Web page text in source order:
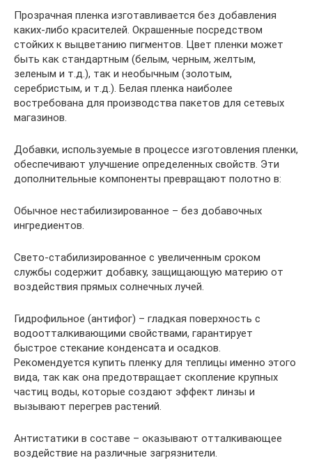
Прозрачная пленка изготавливается без добавления
каких-либо красителей. Окрашенные посредством
стойких к выцветанию пигментов. Цвет пленки может
быть как стандартным (белым, черным, желтым,
зеленым и т.д.), так и необычным (золотым,
серебристым, и т.д.). Белая пленка наиболее
востребована для производства пакетов для сетевых
магазинов.
Добавки, используемые в процессе изготовления пленки,
обеспечивают улучшение определенных свойств. Эти
дополнительные компоненты превращают полотно в:
Обычное нестабилизированное – без добавочных
ингредиентов.
Свето-стабилизированное с увеличенным сроком
службы содержит добавку, защищающую материю от
воздействия прямых солнечных лучей.
Гидрофильное (антифог) – гладкая поверхность с
водоотталкивающими свойствами, гарантирует
быстрое стекание конденсата и осадков.
Рекомендуется купить пленку для теплицы именно этого
вида, так как она предотвращает скопление крупных
частиц воды, которые создают эффект линзы и
вызывают перегрев растений.
Антистатики в составе – оказывают отталкивающее
воздействие на различные загрязнители.